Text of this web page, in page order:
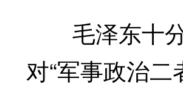
毛泽东十分
对“军事政治二